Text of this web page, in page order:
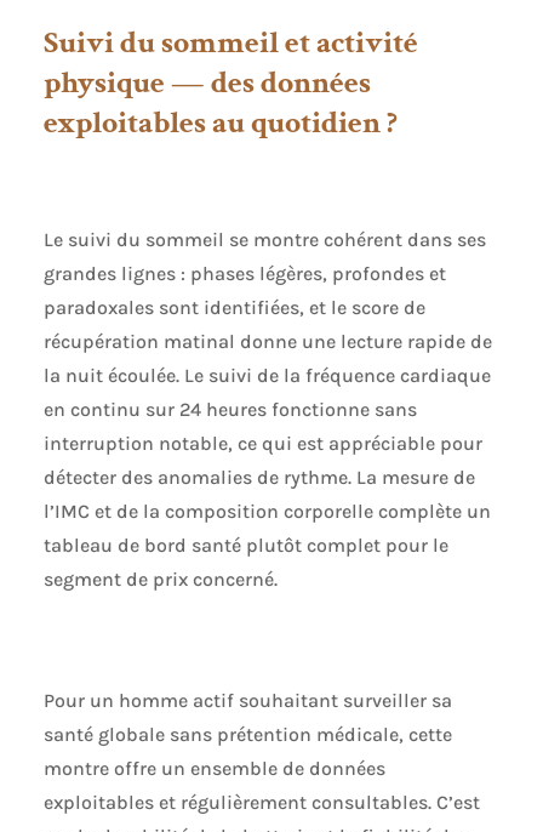
dépense
énergétique. Des
respiration guidés
Appels Bluetooth +
Notifications:
Connexion
Bluetooth 5.3.
Prenez et passez
des appels en
levant le poignet,
jusqu’à 10 contacts
fréquents
enregistrables.
Assistant vocal IA
intégré : une simple
commande vocale
pour rechercher des
informations,
notifications de
Facebook,
WhatsApp,
pour ne manquer
Suivi du sommeil et activité
physique — des données
exploitables au quotidien ?
Le suivi du sommeil se montre cohérent dans ses
grandes lignes : phases légères, profondes et
paradoxales sont identifiées, et le score de
récupération matinal donne une lecture rapide de
la nuit écoulée. Le suivi de la fréquence cardiaque
en continu sur 24 heures fonctionne sans
interruption notable, ce qui est appréciable pour
détecter des anomalies de rythme. La mesure de
l’IMC et de la composition corporelle complète un
tableau de bord santé plutôt complet pour le
segment de prix concerné.
Pour un homme actif souhaitant surveiller sa
santé globale sans prétention médicale, cette
montre offre un ensemble de données
exploitables et régulièrement consultables. C’est